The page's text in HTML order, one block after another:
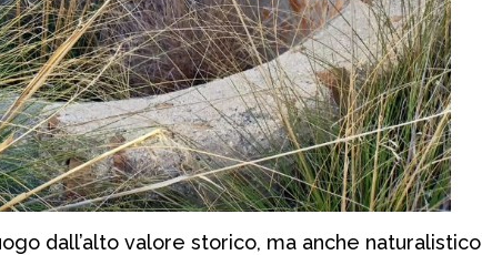
dall’alto valore storico, ma anche naturalistico